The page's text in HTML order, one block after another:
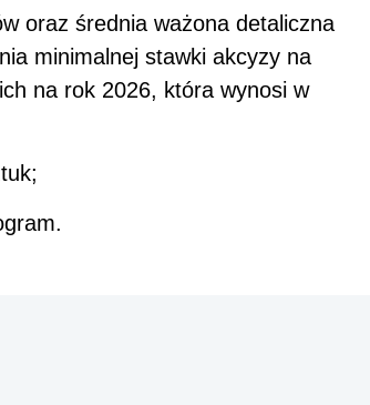
oraz średnia ważona detaliczna
minimalnej stawki akcyzy na
na rok 2026, która wynosi w